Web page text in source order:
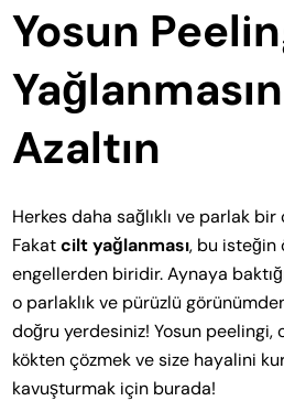
Yosun
Azaltın
Herkes daha sağlıklı ve parlak
Fakatcilt yağlanması, bu isteğin
engellerden biridir. Aynaya
o parlaklık ve pürüzlü
doğru yerdesiniz! Yosun peelingi,
kökten çözmek ve size hayalini
kavuşturmak için burada!